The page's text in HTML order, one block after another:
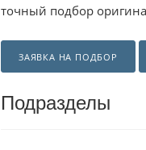
точный подбор
ЗАЯВКА НА ПОДБОР
Подразделы